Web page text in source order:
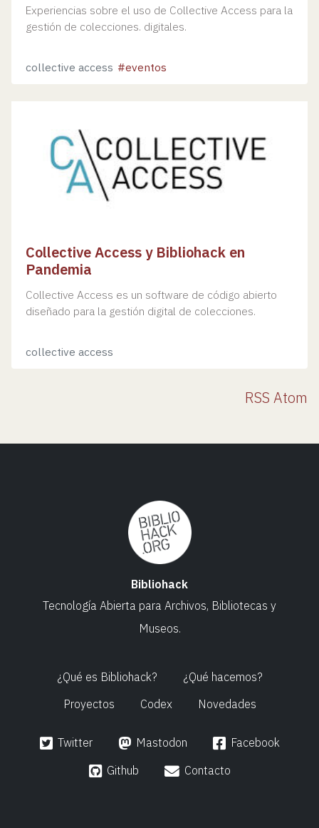
Experiencias sobre el uso de Collective Access para la
gestión de colecciones. digitales.
collective access eventos
Collective Access y Bibliohack en
Pandemia
Collective Access es un software de código abierto
diseñado para la gestión digital de colecciones.
collective access
RSS Atom
Bibliohack
Tecnología Abierta para Archivos, Bibliotecas y
Museos.
¿Qué es Bibliohack?
¿Qué hacemos?
Proyectos
Codex Novedades
Twitter Mastodon
Facebook
Github
Contacto